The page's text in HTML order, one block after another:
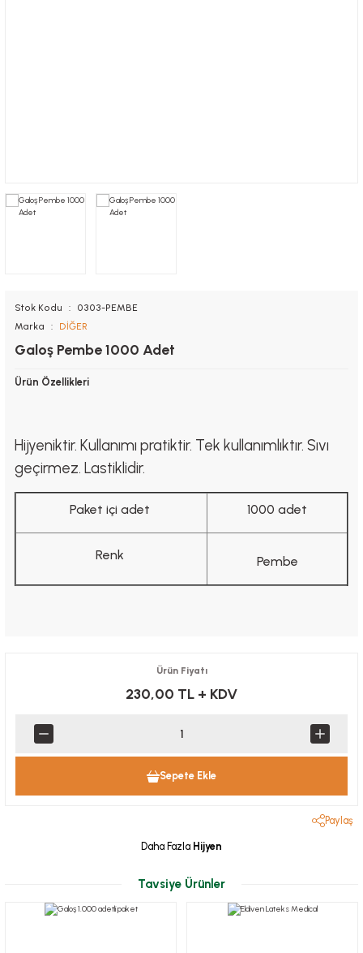
Stok Kodu
0303-PEMBE
Marka
DİĞER
Galoş Pembe 1000 Adet
Ürün Özellikleri
Hijyeniktir. Kullanımı pratiktir. Tek kullanımlıktır. Sıvı
geçirmez. Lastiklidir.
Paket içi adet 1000 adet
Renk Pembe
Ürün Fiyatı
230,00 TL + KDV
Sepete Ekle
Paylaş
Daha Fazla Hijyen
Tavsiye Ürünler